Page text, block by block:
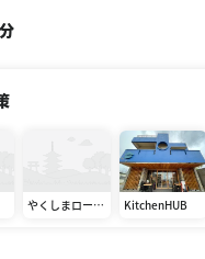
やくしまロース
KitchenHUB